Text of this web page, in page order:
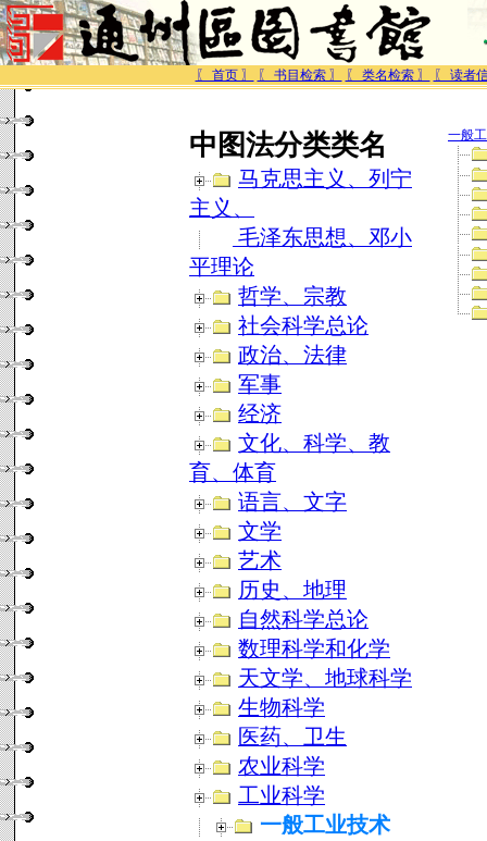
〖 首页 〗 〖 书目检索 〗 〖 类名检索 〗 〖 读者
中图法分类类名
马克思主义、列宁
主义、
毛泽东思想、邓小
平理论
哲学、宗教
社会科学总论
政治、法律
军事
经济
文化、科学、教
育、体育
语言、文字
文学
艺术
历史、地理
自然科学总论
数理科学和化学
天文学、地球科学
生物科学
医药、卫生
农业科学
工业科学
一般工业技术
一般